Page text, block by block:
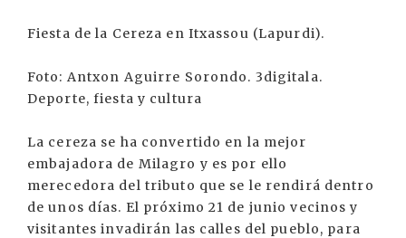
Fiesta de la Cereza en Itxassou (Lapurdi).
Foto: Antxon Aguirre Sorondo. 3digitala.
Deporte, fiesta y cultura
La cereza se ha convertido en la mejor
embajadora de Milagro y es por ello
merecedora del tributo que se le rendirá dentro
de unos días. El próximo 21 de junio vecinos y
visitantes invadirán las calles del pueblo, para